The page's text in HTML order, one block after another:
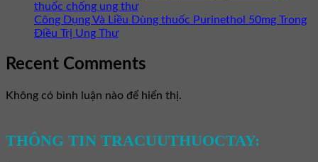
thuốc chống ung thư
Công Dụng Và Liều Dùng thuốc Purinethol 50mg Trong
Điều Trị Ung Thư
Recent Comments
Không có bình luận nào để hiển thị.
THÔNG TIN TRACUUTHUOCTAY: